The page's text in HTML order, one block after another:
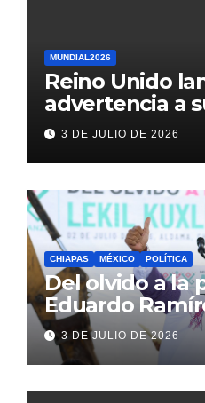
MUNDIAL2026
Reino Unido
advertencia a
antes del
Inglaterra en el
3 DE JULIO DE 2026
CHIAPAS MÉXICO POLÍTICA
Del olvido a la
Eduardo
transformación
con inversión
3 DE JULIO DE 2026